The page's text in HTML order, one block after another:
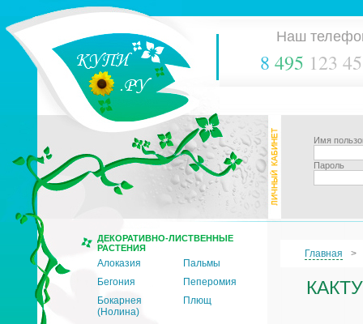
Наш
8 495 123
Имя
Пароль
ДЕКОРАТИВНО-ЛИСТВЕННЫЕ
РАСТЕНИЯ
Алоказия
Пальмы
Бегония
Пеперомия
Бокарнея
(Нолина)
Плющ
Главная